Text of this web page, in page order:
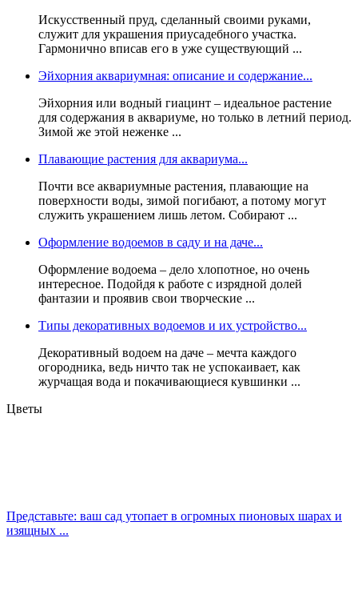
Искусственный пруд, сделанный своими руками,
служит для украшения приусадебного участка.
Гармонично вписав его в уже существующий ...
Эйхорния аквариумная: описание и содержание...
Эйхорния или водный гиацинт – идеальное растение
для содержания в аквариуме, но только в летний период.
Зимой же этой неженке ...
Плавающие растения для аквариума...
Почти все аквариумные растения, плавающие на
поверхности воды, зимой погибают, а потому могут
служить украшением лишь летом. Собирают ...
Оформление водоемов в саду и на даче...
Оформление водоема – дело хлопотное, но очень
интересное. Подойдя к работе с изрядной долей
фантазии и проявив свои творческие ...
Типы декоративных водоемов и их устройство...
Декоративный водоем на даче – мечта каждого
огородника, ведь ничто так не успокаивает, как
журчащая вода и покачивающиеся кувшинки ...
Цветы
Представьте: ваш сад утопает в огромных пионовых шарах и
изящных ...